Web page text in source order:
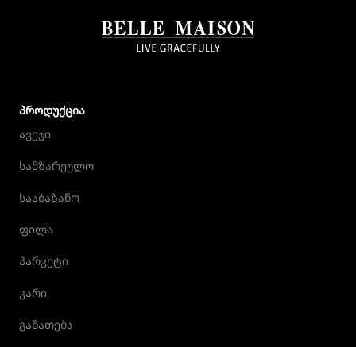
ᲞᲠᲝᲓᲣᲥᲪᲘᲐ
ავეჯი
სამზარეულო
სააბაზანო
ფილა
პარკეტი
კარი
განათება